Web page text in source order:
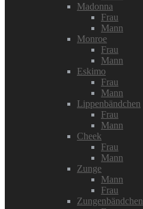
Madonna
Frau
Mann
Monroe
Frau
Mann
Eskimo
Frau
Mann
Lippenbändchen
Frau
Mann
Cheek
Frau
Mann
Zunge
Mann
Frau
Zungenbändchen